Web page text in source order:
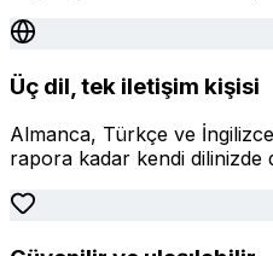
Üç dil, tek iletişim kişisi
Almanca, Türkçe ve
rapora kadar kendi dilinizde